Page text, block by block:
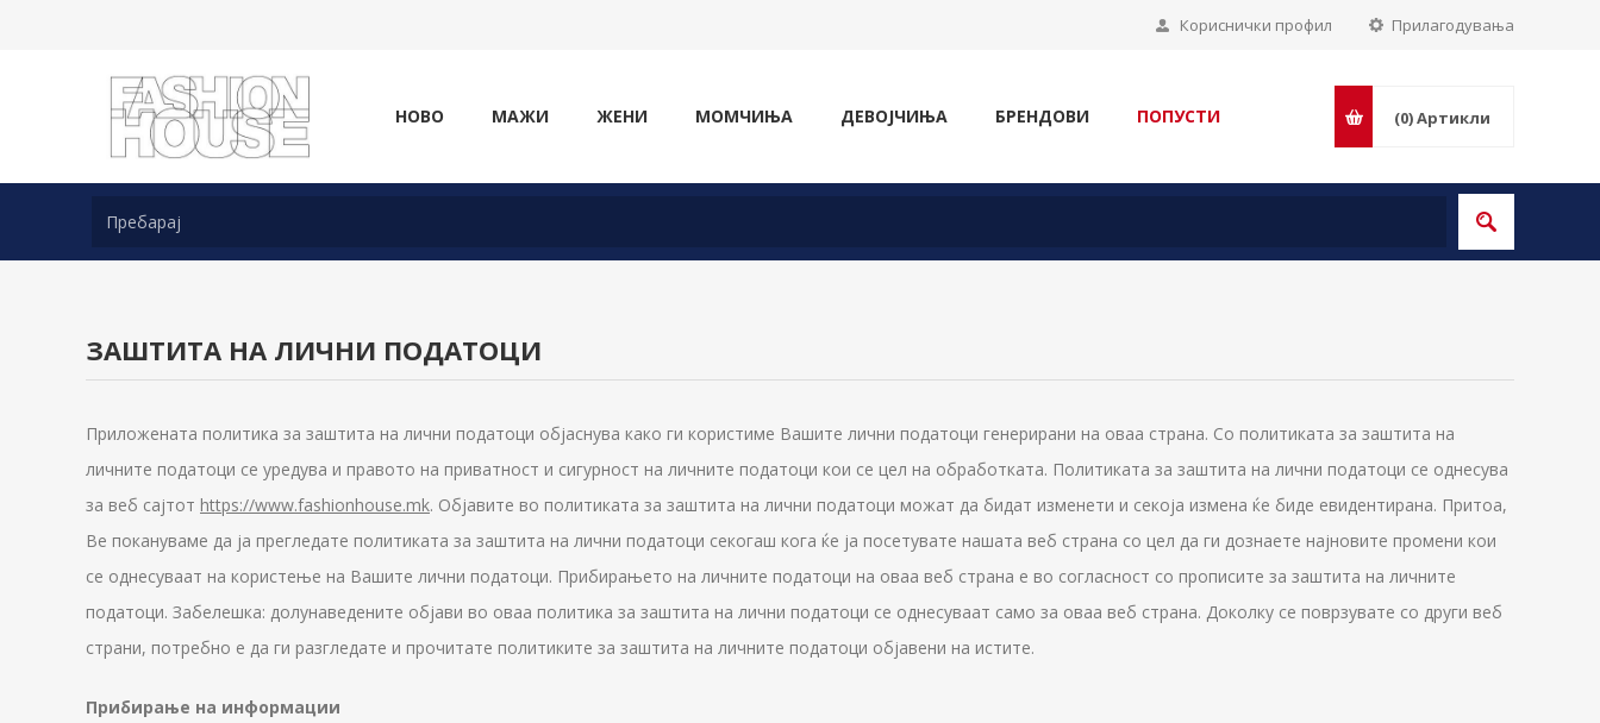
Прилагодувања
Кориснички профил
НОВО МАЖИ ЖЕНИ МОМЧИЊА ДЕВОЈЧИЊА БРЕНДОВИ ПОПУСТИ (0)Артикли
ЗАШТИТА НА ЛИЧНИ ПОДАТОЦИ
Приложената политика за заштита на лични податоци објаснува како ги користиме Вашите лични податоци генерирани на оваа страна. Со политиката за заштита на
личните податоци се уредува и правото на приватност и сигурност на личните податоци кои се цел на обработката. Политиката за заштита на лични податоци се однесува
за веб сајтот https://www.fashionhouse.mk. Објавите во политиката за заштита на лични податоци можат да бидат изменети и секоја измена ќе биде евидентирана. Притоа,
Ве покануваме да ја прегледате политиката за заштита на лични податоци секогаш кога ќе ја посетувате нашата веб страна со цел да ги дознаете најновите промени кои
се однесуваат на користење на Вашите лични податоци. Прибирањето на личните податоци на оваа веб страна е во согласност со прописите за заштита на личните
податоци. Забелешка: долунаведените објави во оваа политика за заштита на лични податоци се однесуваат само за оваа веб страна. Доколку се поврзувате со други веб
страни, потребно е да ги разгледате и прочитате политиките за заштита на личните податоци објавени на истите.
Прибирање на информации